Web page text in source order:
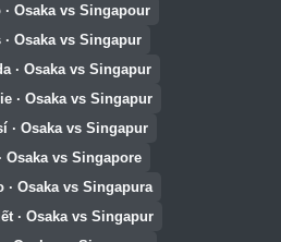
· Osaka vs Singapour
· Osaka vs Singapur
· Osaka vs Singapur
· Osaka vs Singapur
· Osaka vs Singapur
Osaka vs Singapore
· Osaka vs Singapura
· Osaka vs Singapur